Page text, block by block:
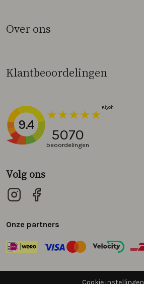
Over ons
Klantbeoordelingen
9.4
5070
beoordelingen
Volg ons
Onze partners
Cookie instellingen